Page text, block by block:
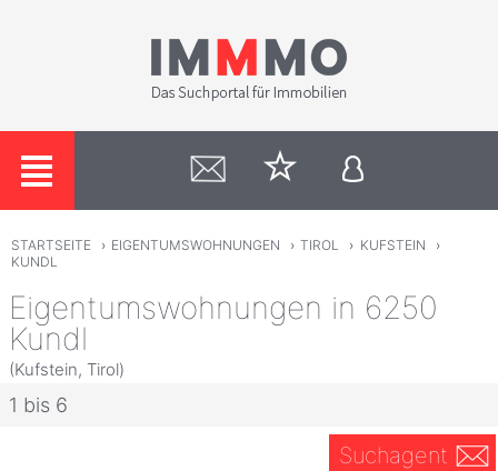
STARTSEITE › EIGENTUMSWOHNUNGEN › TIROL › KUFSTEIN
›
KUNDL
Eigentumswohnungen in 6250
Kundl
(Kufstein, Tirol)
1 bis 6
Suchagent